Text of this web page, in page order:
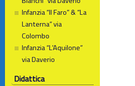
Infanzia “Il Faro” & “La
Lanterna” via
Colombo
Infanzia “L’Aquilone”
via Daverio
Didattica